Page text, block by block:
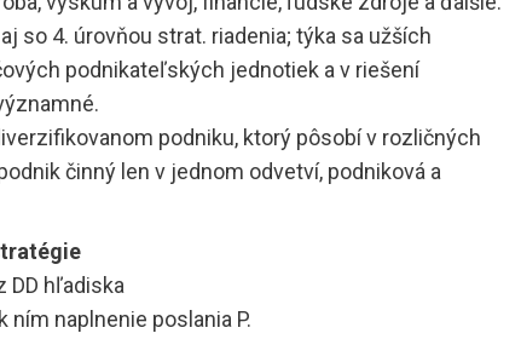
so 4. úrovňou strat. riadenia; týka sa užších
podnikateľských jednotiek a v riešení
podniku, ktorý pôsobí v rozličných
činný len v jednom odvetví, podniková a
DD hľadiska
naplnenie poslania P.